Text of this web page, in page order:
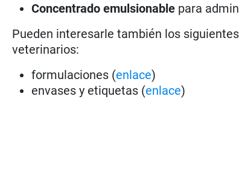
Concentrado emulsionable para
Pueden interesarle también los
veterinarios:
formulaciones (enlace)
envases y etiquetas (enlace)